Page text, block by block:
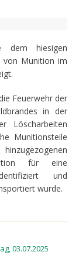
dem hiesigen
von Munition im
Feuerwehr der
in der
Löscharbeiten
Munitionsteile
für eine
und
wurde.
03.07.2025